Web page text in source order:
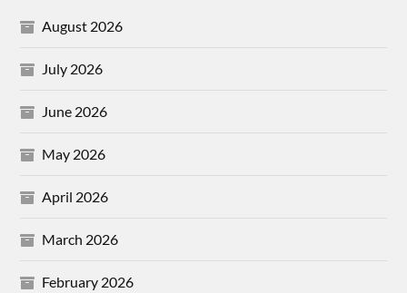
August 2026
July 2026
June 2026
May 2026
April 2026
March 2026
February 2026